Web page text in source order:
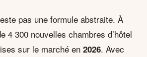
pas une formule abstraite. À
4 300 nouvelles chambres d’hôtel
sur le marché en 2026. Avec